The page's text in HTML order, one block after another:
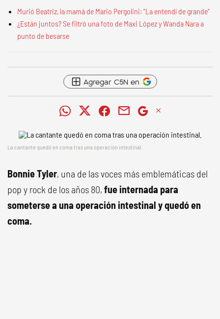
Murió Beatriz, la mamá de Mario Pergolini: "La entendí de grande"
¿Están juntos? Se filtró una foto de Maxi López y Wanda Nara a
punto de besarse
Agregar C5N en
La cantante quedó en coma tras una operación intestinal.
Bonnie Tyler, una de las voces más emblemáticas del
pop y rock de los años 80, fue internada para
someterse a una operación intestinal y quedó en
coma.